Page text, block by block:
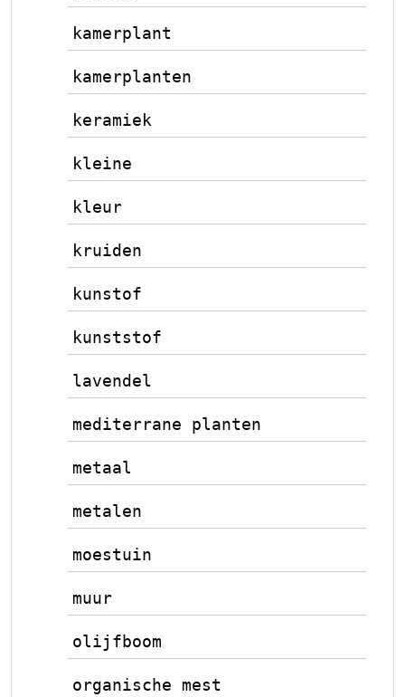
kamerplant
kamerplanten
keramiek
kleine
kleur
kruiden
kunstof
kunststof
lavendel
mediterrane planten
metaal
metalen
moestuin
muur
olijfboom
organische mest